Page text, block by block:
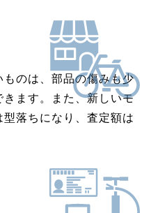
のは、部品の傷みも少
ます。また、新しいモ
落ちになり、査定額は